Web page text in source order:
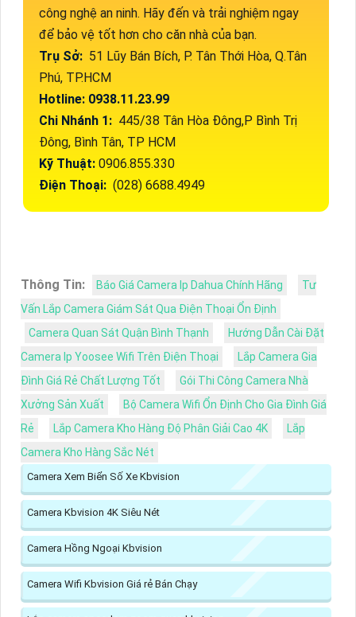
công nghệ an ninh. Hãy đến và trải nghiệm ngay
để bảo vệ tốt hơn cho căn nhà của bạn.
Trụ Sở: 51 Lũy Bán Bích, P. Tân Thới Hòa, Q.Tân
Phú, TP.HCM
Hotline: 0938.11.23.99
Chi Nhánh 1: 445/38 Tân Hòa Đông,P Bình Trị
Đông, Bình Tân, TP HCM
Kỹ Thuật: 0906.855.330
Điện Thoại: (028) 6688.4949
Thông Tin: Báo Giá Camera Ip Dahua Chính Hãng
Tư
Vấn Lắp Camera Giám Sát Qua Điện Thoại Ổn Định
Camera Quan Sát Quận Bình Thạnh
Hướng Dẫn Cài Đặt
Camera Ip Yoosee Wifi Trên Điện Thoại
Lắp Camera Gia
Đình Giá Rẻ Chất Lượng Tốt
Gói Thi Công Camera Nhà
Xưởng Sản Xuất
Bộ Camera Wifi Ổn Định Cho Gia Đình Giá
Rẻ
Lắp Camera Kho Hàng Độ Phân Giải Cao 4K
Lắp
Camera Kho Hàng Sắc Nét
Camera Xem Biển Số Xe Kbvision
Camera Kbvision 4K Siêu Nét
Camera Hồng Ngoại Kbvision
Camera Wifi Kbvision Giá rẻ Bán Chạy